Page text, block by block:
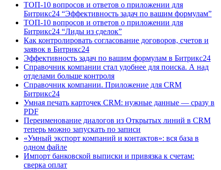
ТОП-10 вопросов и ответов о приложении для
Битрикс24 “Эффективность задач по вашим формулам”
ТОП-10 вопросов и ответов о приложении для
Битрикс24 “Лиды из сделок”
Как контролировать согласование договоров, счетов и
заявок в Битрикс24
Эффективность задач по вашим формулам в Битрикс24
Справочник компании стал удобнее для поиска. А над
отделами больше контроля
Справочник компании. Приложение для CRM
Битрикс24
Умная печать карточек CRM: нужные данные — сразу в
PDF
Переименование диалогов из Открытых линий в CRM
теперь можно запускать по записи
«Умный экспорт компаний и контактов»: вся база в
одном файле
Импорт банковской выписки и привязка к счетам:
сверка оплат